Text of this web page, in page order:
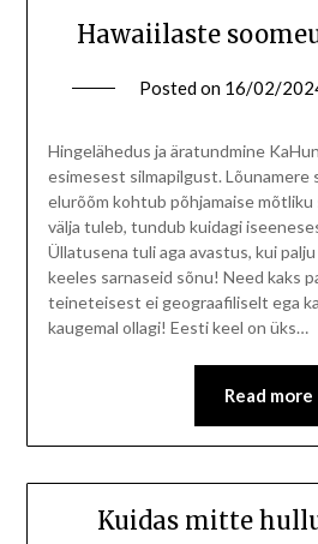
Hawaiilaste
Posted on 16/02/
Hingelähedus ja äratundmine
esimesest silmapilgust. Lõunamere
elurõõm kohtub põhjamaise mõtliku
välja tuleb, tundub kuidagi
Üllatusena tuli aga avastus, kui
keeles sarnaseid sõnu! Need kaks
teineteisest ei geograafiliselt ega
kaugemal ollagi! Eesti keel on üks…
Read more
Kuidas mitte